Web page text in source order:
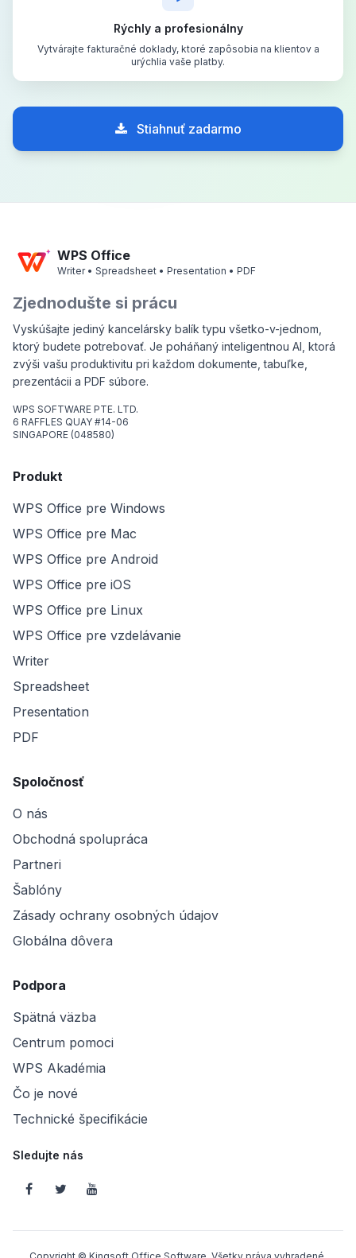
Rýchly a profesionálny
Vytvárajte fakturačné doklady, ktoré zapôsobia na klientov a
urýchlia vaše platby.
Stiahnuť zadarmo
WPS Office
Writer • Spreadsheet • Presentation • PDF
Zjednodušte si prácu
Vyskúšajte jediný kancelársky balík typu všetko-v-jednom,
ktorý budete potrebovať. Je poháňaný inteligentnou AI, ktorá
zvýši vašu produktivitu pri každom dokumente, tabuľke,
prezentácii a PDF súbore.
WPS SOFTWARE PTE. LTD.
6 RAFFLES QUAY #14-06
SINGAPORE (048580)
Produkt
WPS Office pre Windows
WPS Office pre Mac
WPS Office pre Android
WPS Office pre iOS
WPS Office pre Linux
WPS Office pre vzdelávanie
Writer
Spreadsheet
Presentation
PDF
Spoločnosť
O nás
Obchodná spolupráca
Partneri
Šablóny
Zásady ochrany osobných údajov
Globálna dôvera
Podpora
Spätná väzba
Centrum pomoci
WPS Akadémia
Čo je nové
Technické špecifikácie
Sledujte nás